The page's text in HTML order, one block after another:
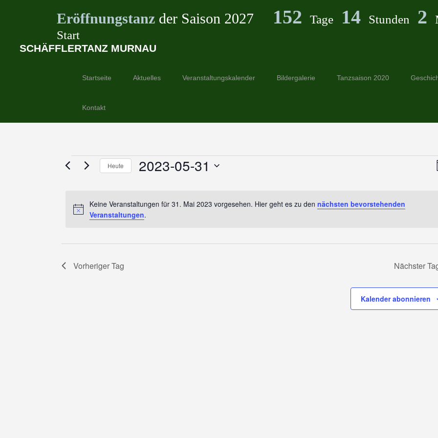
SCHÄFFLERTANZ MURNAU
zum
Startseite Aktuelles Veranstaltungskalender Bildergalerie Tanzsaison 2020
Kontakt
Veranstaltungen
31.
Mai
2023
Keine Veranstaltungen für 31. Mai 2023 vorgesehen. Hier geht es zu den nächsten bevorstehenden
Veranstaltungen.
Heute 2023-05-31
Vorheriger Tag Nächster
Kalender abonnieren
Eröffnungstanz der Saison 2027 152 Tage 14 Stunden 2
Start